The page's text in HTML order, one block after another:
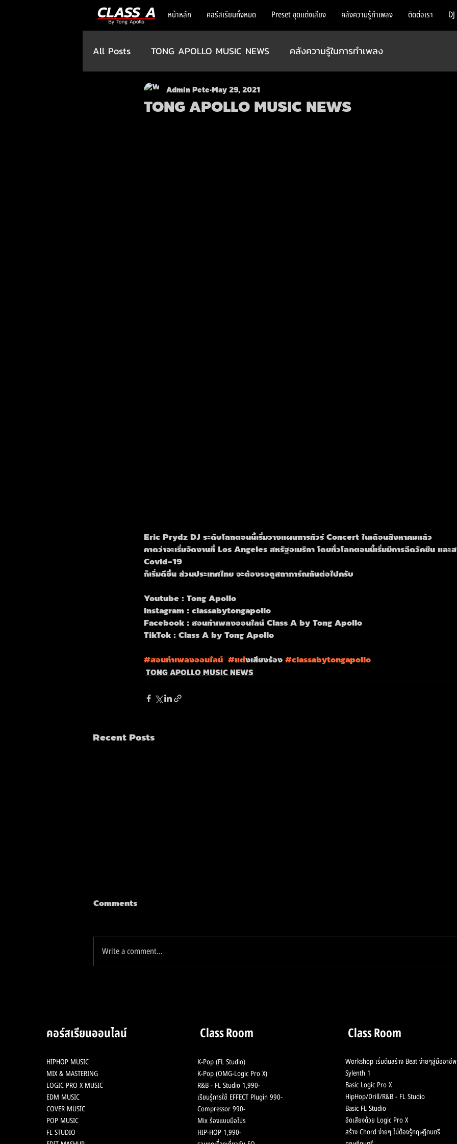
หน้าหลัก คอร์สเรียนทั้งหมด Preset ชุดแต่งเสียง คลังความรู้ทำเพลง ติดต่อเรา
All Posts TONG APOLLO MUSIC NEWS คลังความรู้ในการทำเพลง
TONG APOLLO MUSIC NEWS
Admin Pete May 29, 2021
Eric Prydz DJ ระดับโลกตอนนี้เริ่มวางแผนการทัวร์ Concert ในเดือนสิงหาคมแล้ว
คาดว่าจะเริ่มจัดงานที่ Los Angeles สหรัฐอเมริกา โดยทั่วโลกตอนนี้เริ่มมีการฉีดวัคซีน และ
Covid-19
ก็เริ่มดีขึ้น ส่วนประเทศไทย จะต้องรอดูสถาการ์ณกันต่อไปครับ
Youtube : Tong Apollo
Instagram : classabytongapollo
Facebook : สอนทำเพลงออนไลน์ Class A by Tong Apollo
TikTok : Class A by Tong Apollo
#สอนทำเพลงออนไลน #แต่งเสียงร้อง #classabytongapollo
TONG APOLLO MUSIC NEWS
Recent Posts
Comments
Write a comment...
คอร์สเรียนออนไลน์
HIPHOP MUSIC
MIX & MASTERING
LOGIC PRO X MUSIC
EDM MUSIC
COVER MUSIC
POP MUSIC
FL STUDIO
Class Room
K-Pop (FL Studio)
K-Pop (OMG-Logic Pro X)
R&B - FL Studio 1,990-
เรียนรู้การใช้ EFFECT Plugin 990-
Compressor 990-
Mix ร้องแบบมือโปร
HIP-HOP 1,990-
Class Room
Workshop เริ่มต้นสร้าง Beat ง่ายๆสู่มืออาชีพ
Sylenth 1
Basic Logic Pro X
HipHop/Drill/R&B - FL Studio
Basic FL Studio
อัดเสียงด้วย Logic Pro X
สร้าง Chordง่ายๆ ไม่ต้องรู้ทฤษฎีดนตรี